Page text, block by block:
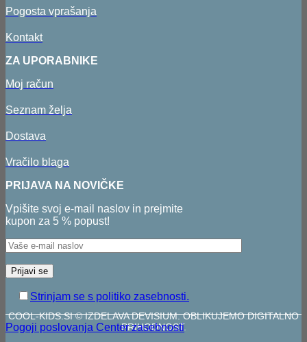
Pogosta vprašanja
Kontakt
ZA UPORABNIKE
Moj račun
Seznam želja
Dostava
Vračilo blaga
PRIJAVA NA NOVIČKE
Vpišite svoj e-mail naslov in prejmite
kupon za 5 % popust!
Strinjam se s politiko zasebnosti.
COOL-KIDS.SI © IZDELAVA DEVISIUM. OBLIKUJEMO DIGITALNO
PRIHODNOST.
Pogoji poslovanja Center zasebnosti